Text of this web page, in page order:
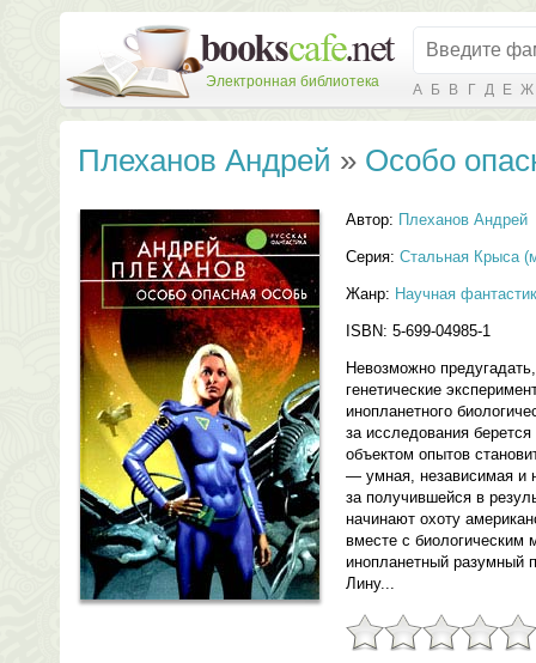
Электронная библиотека А Б В Г Д Е Ж
Плеханов Андрей » Особо
Автор: Плеханов Андрей
Серия: Стальная Крыса
Жанр: Научная
ISBN: 5-699-04985-1
Невозможно
генетические
инопланетного
за исследования
объектом опытов
— умная, независимая и
за получившейся в
начинают охоту
вместе с
инопланетный разумный
Лину...